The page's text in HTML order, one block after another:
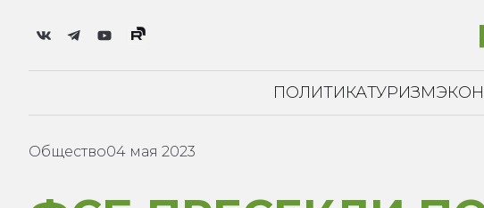
ПОЛИТИКАТУРИЗМ
Общество04 мая 2023